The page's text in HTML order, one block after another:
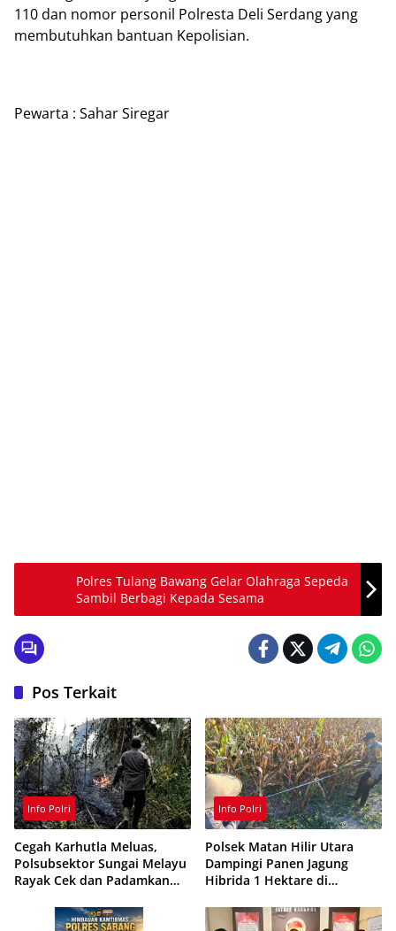
110 dan nomor personil Polresta Deli Serdang yang
membutuhkan bantuan Kepolisian.
Pewarta : Sahar Siregar
Polres Tulang Bawang Gelar Olahraga Sepeda
Sambil Berbagi Kepada Sesama
Pos Terkait
Info Polri
Cegah Karhutla Meluas,
Polsubsektor Sungai Melayu
Rayak Cek dan Padamkan
Info Polri
Polsek Matan Hilir Utara
Dampingi Panen Jagung
Hibrida 1 Hektare di